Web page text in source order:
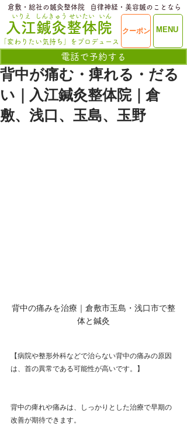
ME
​入江鍼灸整体院
いりえ
MENU
クーポン
電話で予約する
せいたい
しんきゅう いん
「変わりたい気持ち」をプロデュース
​倉敷・総社の鍼灸整体院 ​自律神経・美容鍼のことなら
背中が痛む・痺れる・だる
い｜入江鍼灸整体院｜倉
敷、浅口、玉島、玉野
背中の痛みを治療｜倉敷市玉島・浅口市で整
体と鍼灸
【病院や整形外科などで治らない背中の痛みの原因
は、首の異常である可能性が高いです。】
背中の痺れや痛みは、しっかりとした治療で早期の
改善が期待できます。